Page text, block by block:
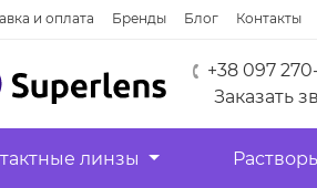
и оплата Бренды Блог Контакты
+38 097
Заказать
линзы